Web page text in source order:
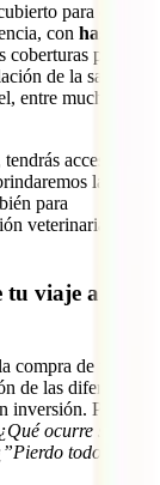
para casos
con hasta
para
de la salida
entre muchos
acceso al
la
para
veterinaria si tu
tu viaje a
compra de tus
de las diferentes
inversión. Por
ocurre si
todo el